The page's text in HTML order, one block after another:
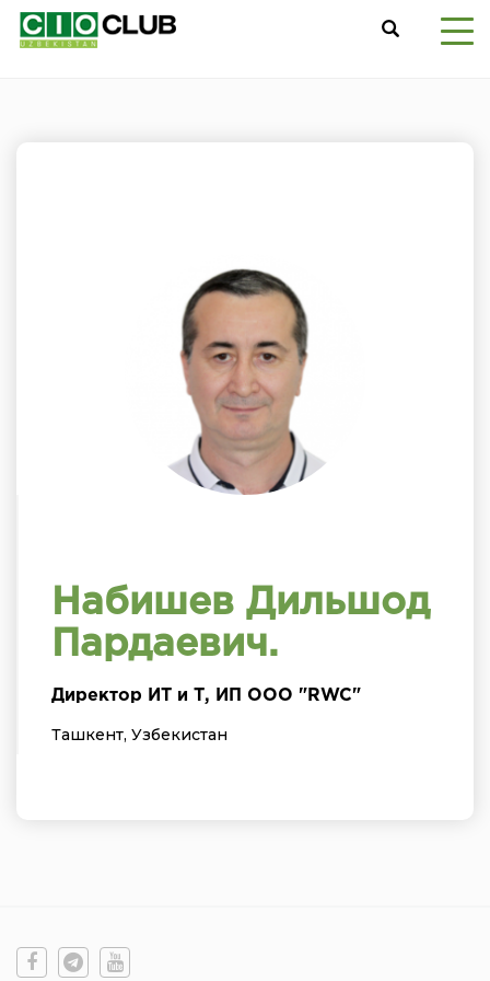
Набишев Дильшод
Пардаевич.
Директор ИТ и Т, ИП ООО "RWC"
Ташкент, Узбекистан